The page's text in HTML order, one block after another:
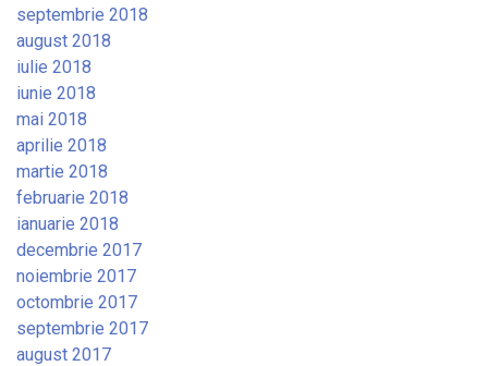
septembrie 2018
august 2018
iulie 2018
iunie 2018
mai 2018
aprilie 2018
martie 2018
februarie 2018
ianuarie 2018
decembrie 2017
noiembrie 2017
octombrie 2017
septembrie 2017
august 2017